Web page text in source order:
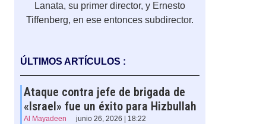
Lanata, su primer director, y Ernesto
Tiffenberg, en ese entonces subdirector.
ÚLTIMOS ARTÍCULOS :
Ataque contra jefe de brigada de
«Israel» fue un éxito para Hizbullah
Al Mayadeen junio 26, 2026 | 18:22